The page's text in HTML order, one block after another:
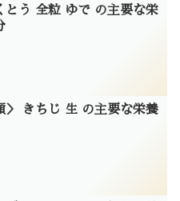
とう 全粒 ゆで の主要な栄
＞ きちじ 生 の主要な栄養